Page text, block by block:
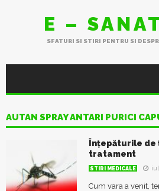
E –
SFATURI SI STIRI PENTRU SI
AUTAN SPRAY ANTARI PURICI
Înțepăturile de
tratament
STIRI MEDICALE
Cum vara a venit,